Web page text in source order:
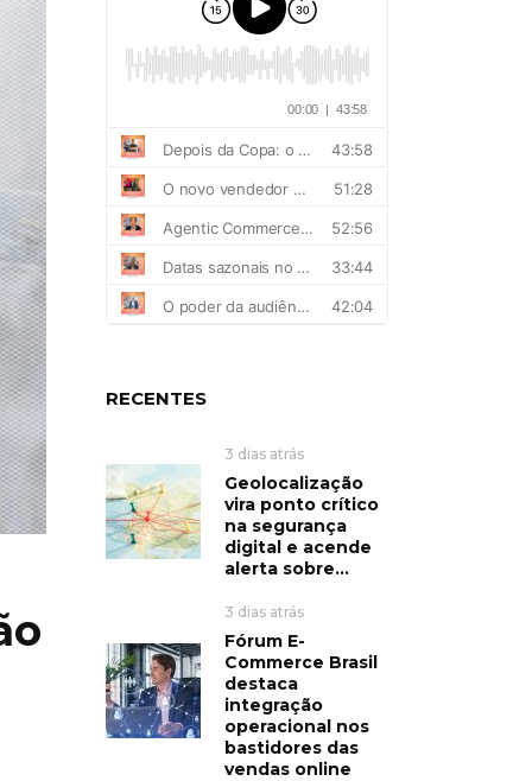
RECENTES
3 dias atrás
Geolocalização
vira ponto crítico
na segurança
digital e acende
alerta sobre...
3 dias atrás
Fórum E-
Commerce Brasil
destaca
integração
operacional nos
bastidores das
vendas online